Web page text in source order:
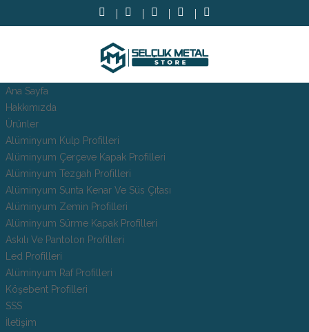
Ana Sayfa
Hakkımızda
Ürünler
Alüminyum Kulp Profilleri
Alüminyum Çerçeve Kаpаk Profilleri
Alüminyum Tezgah Profilleri
Alüminyum Sunta Kenar Ve Süs Çıtası
Alüminyum Zemin Profilleri
Alüminyum Sürme Kapak Profilleri
Askılı Ve Pantolon Profilleri
Led Profilleri
Alüminyum Raf Profilleri
Köşebent Profilleri
SSS
İletişim